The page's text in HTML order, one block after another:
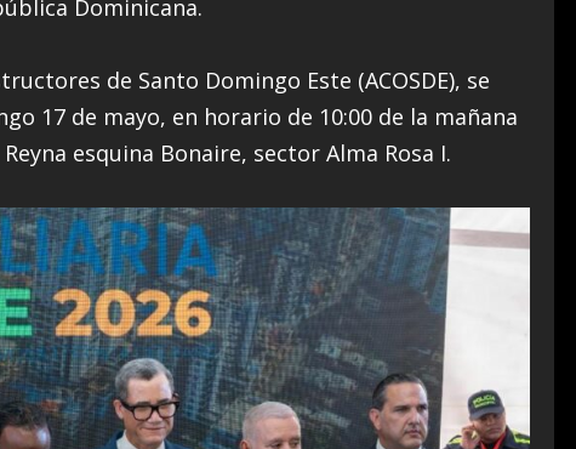
Dominicana.
de Santo Domingo Este (ACOSDE), se
17 de mayo, en horario de 10:00 de la mañana
esquina Bonaire, sector Alma Rosa I.